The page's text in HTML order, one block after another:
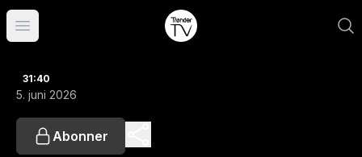
Åpne hovedmeny
31:40
5. juni 2026
Abonner